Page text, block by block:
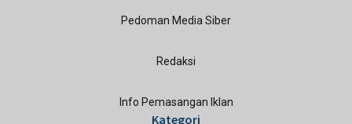
Pedoman Media Siber
Redaksi
Info Pemasangan Iklan
Kategori